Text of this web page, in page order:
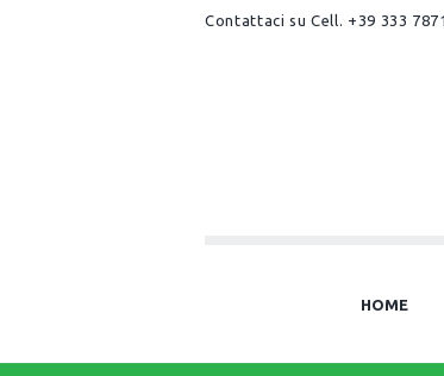
Contattaci su Cell. +39 333
HOME